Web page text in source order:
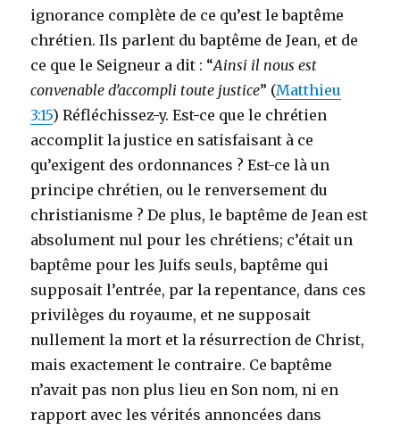
ignorance complète de ce qu’est le baptême
chrétien. Ils parlent du baptême de Jean, et de
ce que le Seigneur a dit : “Ainsi il nous est
convenable d’accompli toute justice” (Matthieu
3:15) Réfléchissez-y. Est-ce que le chrétien
accomplit la justice en satisfaisant à ce
qu’exigent des ordonnances ? Est-ce là un
principe chrétien, ou le renversement du
christianisme ? De plus, le baptême de Jean est
absolument nul pour les chrétiens; c’était un
baptême pour les Juifs seuls, baptême qui
supposait l’entrée, par la repentance, dans ces
privilèges du royaume, et ne supposait
nullement la mort et la résurrection de Christ,
mais exactement le contraire. Ce baptême
n’avait pas non plus lieu en Son nom, ni en
rapport avec les vérités annoncées dans